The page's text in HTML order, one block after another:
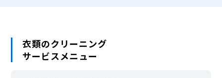
衣類のクリーニング
サービスメニュー